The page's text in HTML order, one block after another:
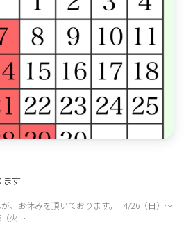
す
、お休みを頂いております。 4/26（日）～
（火…